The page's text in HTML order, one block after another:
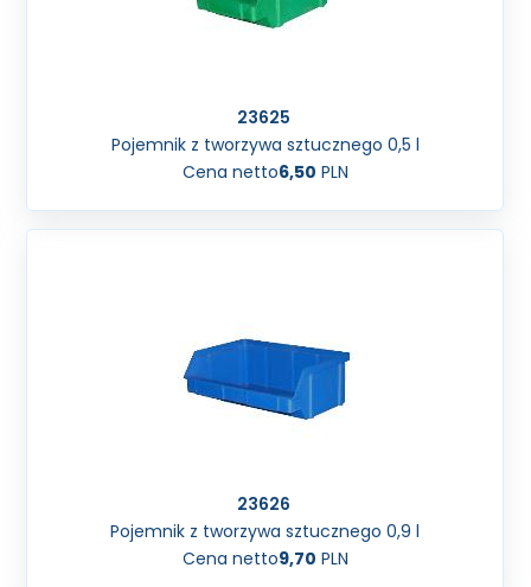
23625
Pojemnik z tworzywa sztucznego 0,5 l
Cena netto6,50 PLN
23626
Pojemnik z tworzywa sztucznego 0,9 l
Cena netto9,70 PLN